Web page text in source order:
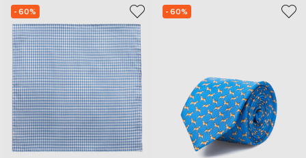
- 60% - 60%